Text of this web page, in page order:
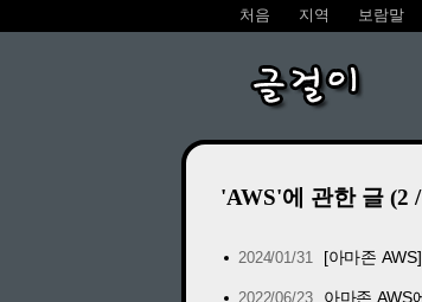
처음 지역 보람말
글걸이
'AWS'에 관한 글 (2
2024/01/31 [아마존
2022/06/23 아마존 AWS